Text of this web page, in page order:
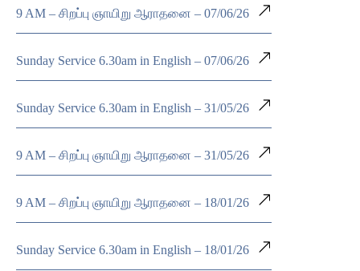
9 AM – சிறப்பு ஞாயிறு ஆராதனை – 07/06/26
Sunday Service 6.30am in English – 07/06/26
Sunday Service 6.30am in English – 31/05/26
9 AM – சிறப்பு ஞாயிறு ஆராதனை – 31/05/26
9 AM – சிறப்பு ஞாயிறு ஆராதனை – 18/01/26
Sunday Service 6.30am in English – 18/01/26